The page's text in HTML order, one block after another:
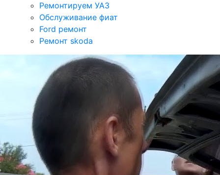
Ремонтируем УАЗ
Обслуживание фиат
Ford ремонт
Ремонт skoda